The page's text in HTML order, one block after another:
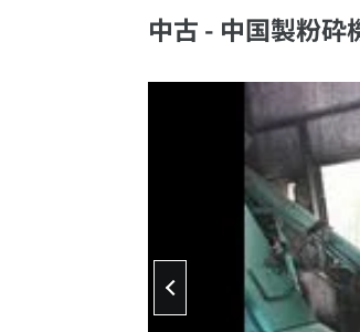
中古 - 中国製粉砕